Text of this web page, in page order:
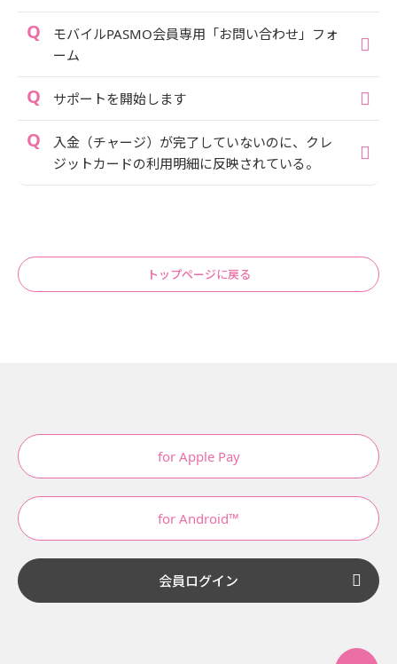
モバイルPASMO会員専用「お問い合わせ」フォ
ーム
サポートを開始します
入金（チャージ）が完了していないのに、クレ
ジットカードの利用明細に反映されている。
トップページに戻る
for Apple Pay
for Android™
会員ログイン